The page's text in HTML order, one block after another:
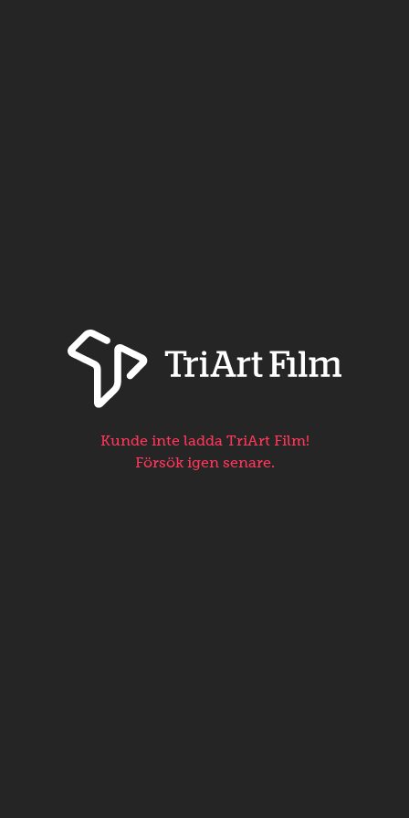
Kunde inte ladda TriArt Film!
Försök igen senare.